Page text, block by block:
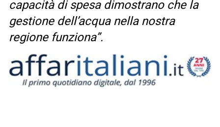
capacità di spesa dimostrano che la
gestione dell’acqua nella nostra
regione funziona”.